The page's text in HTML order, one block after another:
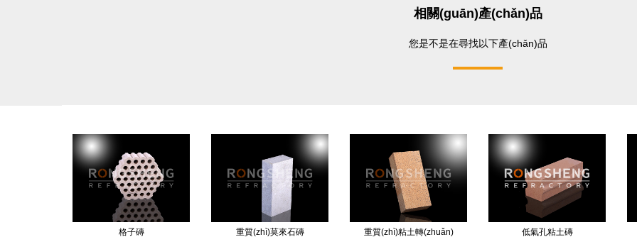
相關(guān)產(chǎn)品
您是不是在尋找以下產(chǎn)品
格子磚 重質(zhì)莫來石磚 重質(zhì)粘土轉(zhuǎn) 低氣孔粘土磚